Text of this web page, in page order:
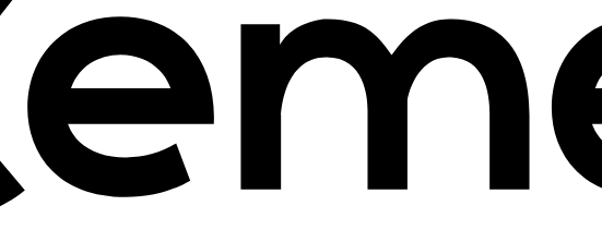
et s'inscrire dans
et solidaire,